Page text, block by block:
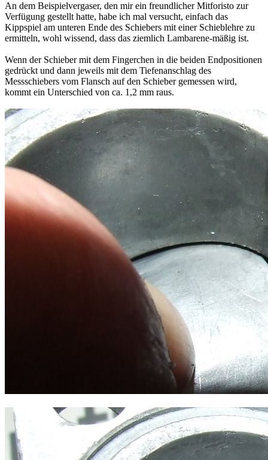
An dem Beispielvergaser, den mir ein freundlicher Mitforisto zur
Verfügung gestellt hatte, habe ich mal versucht, einfach das
Kippspiel am unteren Ende des Schiebers mit einer Schieblehre zu
ermitteln, wohl wissend, dass das ziemlich Lambarene-mäßig ist.
Wenn der Schieber mit dem Fingerchen in die beiden Endpositionen
gedrückt und dann jeweils mit dem Tiefenanschlag des
Messschiebers vom Flansch auf den Schieber gemessen wird,
kommt ein Unterschied von ca. 1,2 mm raus.